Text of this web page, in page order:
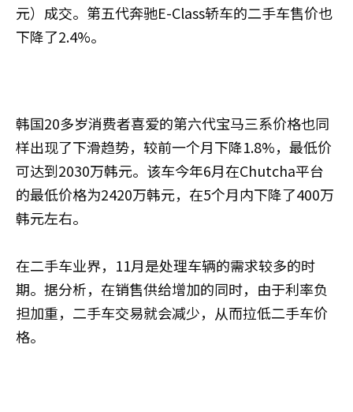
元）成交。第五代奔驰E-Class轿车的二手车售价也
下降了2.4%。
韩国20多岁消费者喜爱的第六代宝马三系价格也同
样出现了下滑趋势，较前一个月下降1.8%，最低价
可达到2030万韩元。该车今年6月在Chutcha平台
的最低价格为2420万韩元，在5个月内下降了400万
韩元左右。
在二手车业界，11月是处理车辆的需求较多的时
期。据分析，在销售供给增加的同时，由于利率负
担加重，二手车交易就会减少，从而拉低二手车价
格。